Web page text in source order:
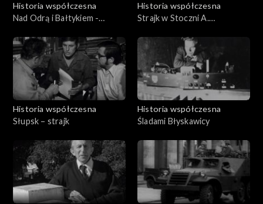
Historia współczesna
Nad Odrą i Bałtykiem -
Historia współczesna
Strajk w Stoczni A.
Historia współczesna
Słupsk – strajk
Historia współczesna
Śladami Błyskawicy